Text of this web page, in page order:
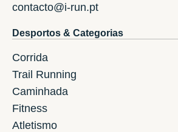
contacto@i-run.pt
Desportos & Categorias
Corrida
Trail Running
Caminhada
Fitness
Atletismo